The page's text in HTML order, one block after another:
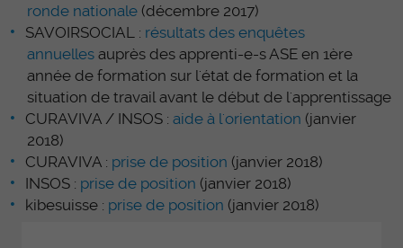
ronde nationale (décembre 2017)
SAVOIRSOCIAL : résultats des enquêtes
annuelles auprès des apprenti-e-s ASE en 1ère
année de formation sur l'état de formation et la
situation de travail avant le début de l'apprentissage
CURAVIVA / INSOS : aide à l'orientation (janvier
2018)
CURAVIVA : prise de position (janvier 2018)
INSOS : prise de position (janvier 2018)
kibesuisse : prise de position (janvier 2018)